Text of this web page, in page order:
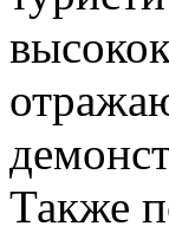
Также